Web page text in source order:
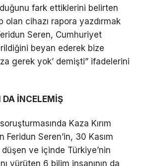
fark ettiklerini belirten
olan cihazı rapora yazdırmak
Seren, Cumhuriyet
beyan ederek bize
gerek yok’ demişti” ifadelerini
DA İNCELEMİŞ
Kaza Kırım
Feridun Seren’in, 30 Kasım
düşen ve içinde Türkiye’nin
yürüten 6 bilim insanının da